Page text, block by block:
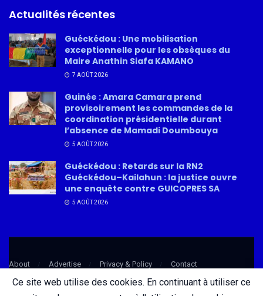
Actualités récentes
Guéckédou : Une mobilisation
exceptionnelle pour les obsèques du
Maire Anathin Siafa KAMANO
7 AOÛT 2026
Guinée : Amara Camara prend
provisoirement les commandes de la
coordination présidentielle durant
l’absence de Mamadi Doumbouya
5 AOÛT 2026
Guéckédou : Retards sur la RN2
Guéckédou–Kailahun : la justice ouvre
une enquête contre GUICOPRES SA
5 AOÛT 2026
About Advertise Privacy & Policy Contact
Ce site web utilise des cookies. En continuant à utiliser ce